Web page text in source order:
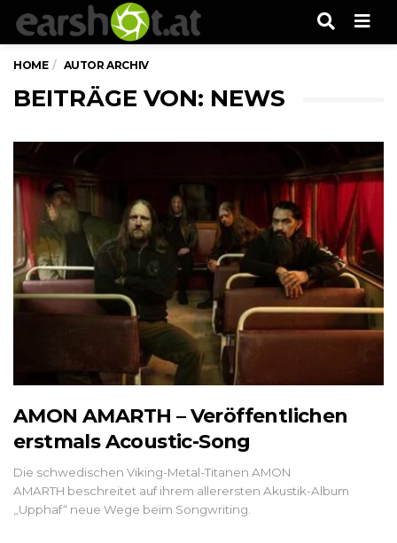
HOME AUTOR ARCHIV
BEITRÄGE VON: NEWS
AMON AMARTH – Veröffentlichen
erstmals Acoustic-Song
Die schwedischen Viking-Metal-Titanen AMON
AMARTH beschreitet auf ihrem allerersten Akustik-Album
„Upphaf“ neue Wege beim Songwriting.